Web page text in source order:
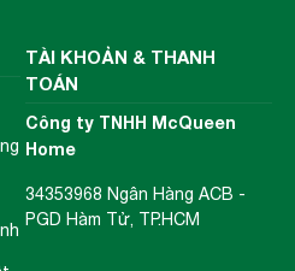
TÀI KHOẢN & THANH
TOÁN
Công ty TNHH McQueen
Home
34353968 Ngân Hàng ACB -
PGD Hàm Tử, TP.HCM